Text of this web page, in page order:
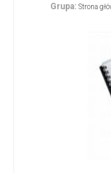
Grupa: Strona